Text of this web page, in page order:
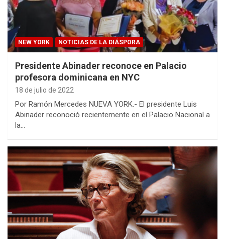
NEW YORK NOTICIAS DE LA DIÁSPORA
Presidente Abinader reconoce en Palacio
profesora dominicana en NYC
18 de julio de 2022
Por Ramón Mercedes NUEVA YORK.- El presidente Luis
Abinader reconoció recientemente en el Palacio Nacional a
la…